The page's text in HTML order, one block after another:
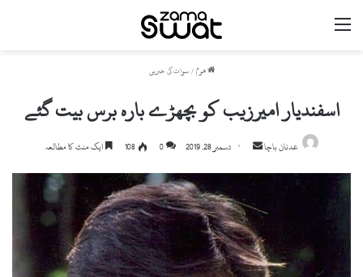
ھوم / سوات کی خبریں
اسفندیار امیرزیب کو بچھڑے بارہ برس بیت گئے
عدنان باچا
d
a
n
e
دسمبر 28, 2019 0
108 ایک منٹ کا مطالعہ